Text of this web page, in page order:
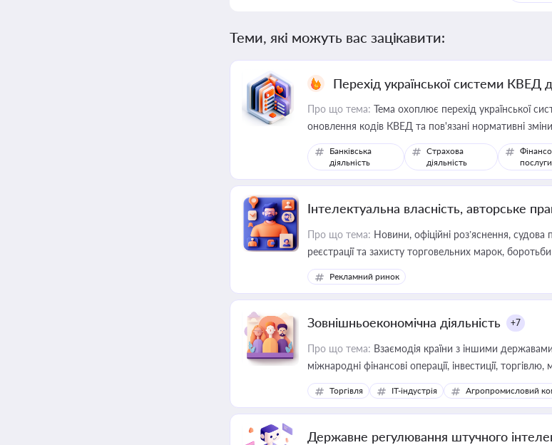
Теми, які можуть вас зацікавити:
Перехід української системи КВЕД
Про що тема: Тема охоплює перехід української
оновлення кодів КВЕД та пов'язані нормативні зміни
Банківська
діяльність
Страхова
діяльність
послуги
Інтелектуальна власність, авторське
Про що тема: Новини, офіційні роз’яснення,
реєстрації та захисту торговельних марок,
законодавстві у цій сфері
Рекламний ринок
Зовнішньоекономічна діяльність +7
Про що тема: Взаємодія країни з іншими
міжнародні фінансові операції, інвестиції,
Торгівля IT-індустрія Агропромисловий
Державне регулювання штучного